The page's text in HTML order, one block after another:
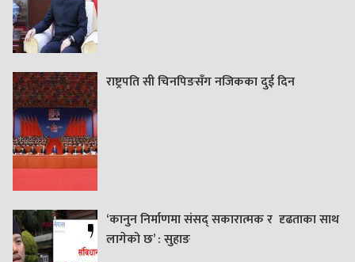
राष्ट्रपति सी चिनपिङसँग नजिकका दुई दिन
‘कानुन निर्माणमा संसद् सकारात्मक र दृढताका साथ
लागेको छ’ : सुहाङ